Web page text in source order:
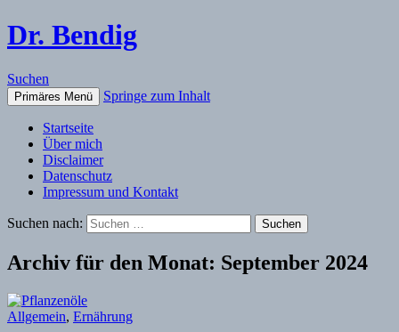
Dr. Bendig
Suchen
Primäres Menü Springe zum Inhalt
Startseite
Über mich
Disclaimer
Datenschutz
Impressum und Kontakt
Suchen nach:
Archiv für den Monat: September 2024
Allgemein, Ernährung